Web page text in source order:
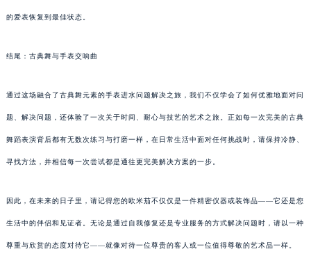
的爱表恢复到最佳状态。
结尾：古典舞与手表交响曲
通过这场融合了古典舞元素的手表进水问题解决之旅，我们不仅学会了如何优雅地面对问
题、解决问题，还体验了一次关于时间、耐心与技艺的艺术之旅。正如每一次完美的古典
舞蹈表演背后都有无数次练习与打磨一样，在日常生活中面对任何挑战时，请保持冷静、
寻找方法，并相信每一次尝试都是通往更完美解决方案的一步。
因此，在未来的日子里，请记得您的欧米茄不仅仅是一件精密仪器或装饰品——它还是您
生活中的伴侣和见证者。无论是通过自我修复还是专业服务的方式解决问题时，请以一种
尊重与欣赏的态度对待它——就像对待一位尊贵的客人或一位值得尊敬的艺术品一样。